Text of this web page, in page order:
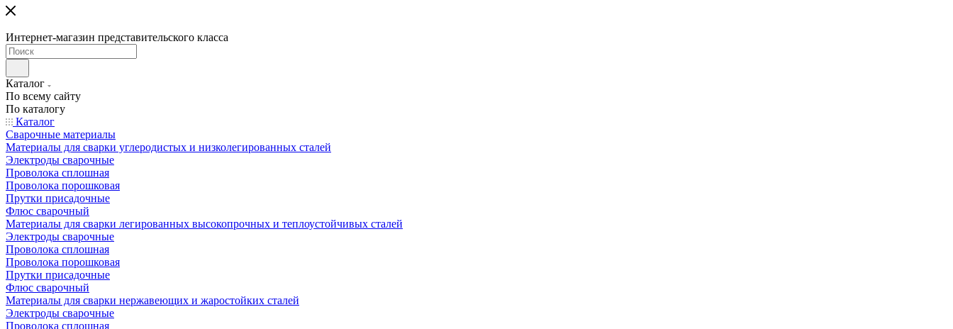
Интернет-магазин представительского класса
Каталог
По всему сайту
По каталогу
Каталог
Сварочные материалы
Материалы для сварки углеродистых и низколегированных сталей
Электроды сварочные
Проволока сплошная
Проволока порошковая
Прутки присадочные
Флюс сварочный
Материалы для сварки легированных высокопрочных и теплоустойчивых сталей
Электроды сварочные
Проволока сплошная
Проволока порошковая
Прутки присадочные
Флюс сварочный
Материалы для сварки нержавеющих и жаростойких сталей
Электроды сварочные
Проволока сплошная